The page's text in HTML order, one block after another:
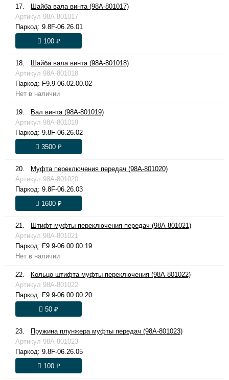
17.
Шайба вала винта (98A-801017)
Артикул 98A-801017
Паркод: 9.8F-06.26.01
100 ₽
18.
Шайба вала винта (98A-801018)
Артикул 98A-801018
Паркод: F9.9-06.02.00.02
Нет в наличии
19.
Вал винта (98A-801019)
Артикул 98A-801019
Паркод: 9.8F-06.26.02
3500 ₽
20.
Муфта переключения передач (98A-801020)
Артикул 98A-801020
Паркод: 9.8F-06.26.03
1600 ₽
21.
Штифт муфты переключения передач (98A-801021)
Артикул 98A-801021
Паркод: F9.9-06.00.00.19
Нет в наличии
22.
Кольцо штифта муфты переключения (98A-801022)
Артикул 98A-801022
Паркод: F9.9-06.00.00.20
50 ₽
23.
Пружина плунжера муфты передач (98A-801023)
Артикул 98A-801023
Паркод: 9.8F-06.26.05
100 ₽